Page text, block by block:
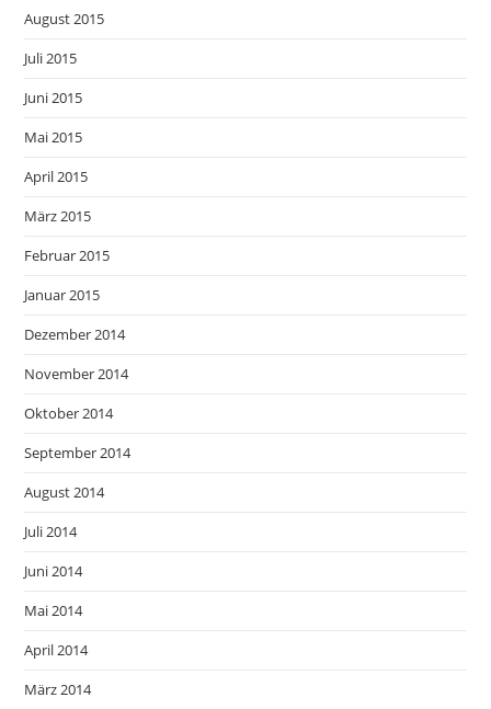
August 2015
Juli 2015
Juni 2015
Mai 2015
April 2015
März 2015
Februar 2015
Januar 2015
Dezember 2014
November 2014
Oktober 2014
September 2014
August 2014
Juli 2014
Juni 2014
Mai 2014
April 2014
März 2014